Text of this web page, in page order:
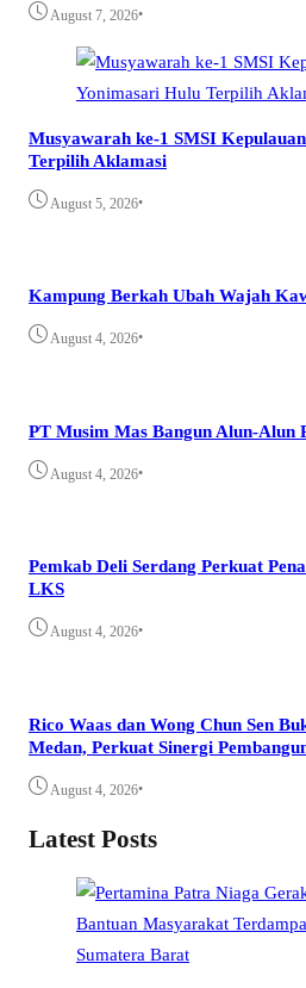
August 7, 2026•
Musyawarah ke-1 SMSI
Terpilih Aklamasi
August 5, 2026•
Kampung Berkah Ubah Wajah
August 4, 2026•
PT Musim Mas Bangun Alun-Alun
August 4, 2026•
Pemkab Deli Serdang Perkuat
LKS
August 4, 2026•
Rico Waas dan Wong Chun Sen
Medan, Perkuat Sinergi
August 4, 2026•
Latest Posts